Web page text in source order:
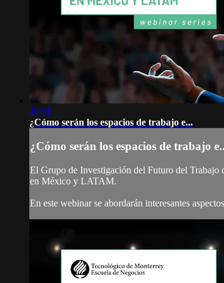
49:11
¿Cómo serán los espacios de trabajo e...
¿Cómo serán los espacios de trabajo
El Grupo de Investigación del Futuro del Trabajo
en México y LATAM.
En este webinar se abordarán interesantes